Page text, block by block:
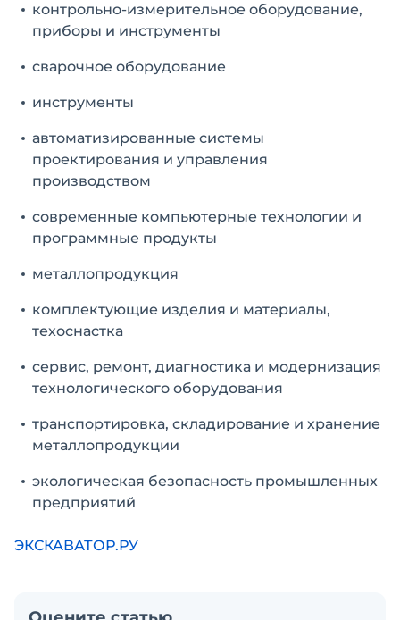
контрольно-измерительное оборудование,
приборы и инструменты
сварочное оборудование
инструменты
автоматизированные системы
проектирования и управления
производством
современные компьютерные технологии и
программные продукты
металлопродукция
комплектующие изделия и материалы,
техоснастка
сервис, ремонт, диагностика и модернизация
технологического оборудования
транспортировка, складирование и хранение
металлопродукции
экологическая безопасность промышленных
предприятий
ЭКСКАВАТОР.РУ